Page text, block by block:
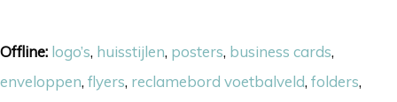
Offline: logo’s, huisstijlen, posters, business cards,
enveloppen, flyers, reclamebord voetbalveld, folders,